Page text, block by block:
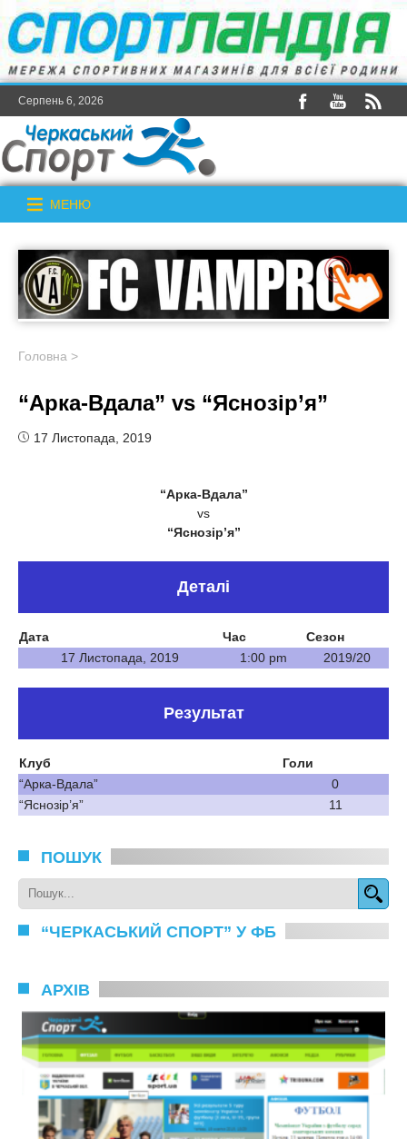
Серпень 6, 2026
МЕНЮ
Головна >
“Арка-Вдала” vs “Яснозір’я”
17 Листопада, 2019
“Арка-Вдала”
vs
“Яснозір’я”
Деталі
Дата Час
Сезон
17 Листопада, 2019
1:00 pm 2019/20
Результат
Клуб
Голи
“Арка-Вдала”
0
“Яснозір’я”
11
ПОШУК
“ЧЕРКАСЬКИЙ СПОРТ” У ФБ
АРХІВ